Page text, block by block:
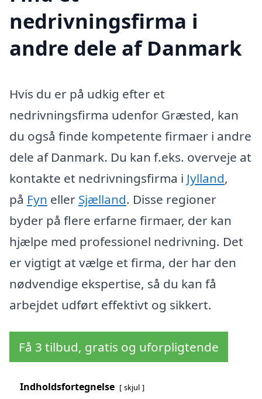
nedrivningsfirma i
andre dele af Danmark
Hvis du er på udkig efter et
nedrivningsfirma udenfor Græsted, kan
du også finde kompetente firmaer i andre
dele af Danmark. Du kan f.eks. overveje at
kontakte et nedrivningsfirma i Jylland,
på Fyn eller Sjælland. Disse regioner
byder på flere erfarne firmaer, der kan
hjælpe med professionel nedrivning. Det
er vigtigt at vælge et firma, der har den
nødvendige ekspertise, så du kan få
arbejdet udført effektivt og sikkert.
Få 3 tilbud, gratis og uforpligtende
Indholdsfortegnelse skjul